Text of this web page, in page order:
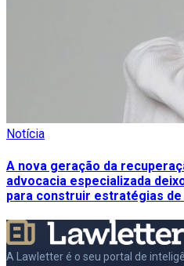
Notícia
A nova geração da
advocacia especializada
para construir estratégias de
A Lawletter é o seu portal de